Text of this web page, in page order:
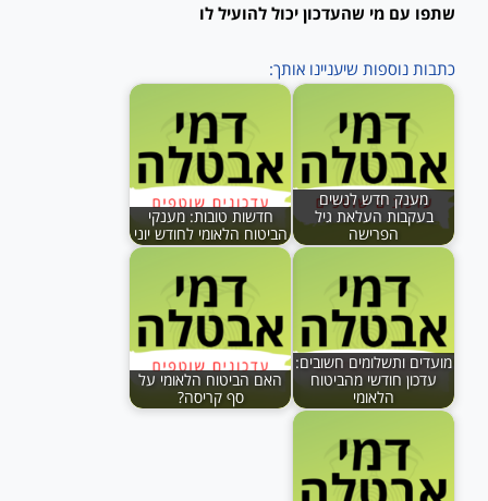
שתפו עם מי שהעדכון יכול להועיל לו
כתבות נוספות שיעניינו אותך:
מענק חדש לנשים
בעקבות העלאת גיל
הפרישה
חדשות טובות: מענקי
הביטוח הלאומי לחודש יוני
מועדים ותשלומים חשובים:
עדכון חודשי מהביטוח
הלאומי
האם הביטוח הלאומי על
סף קריסה?